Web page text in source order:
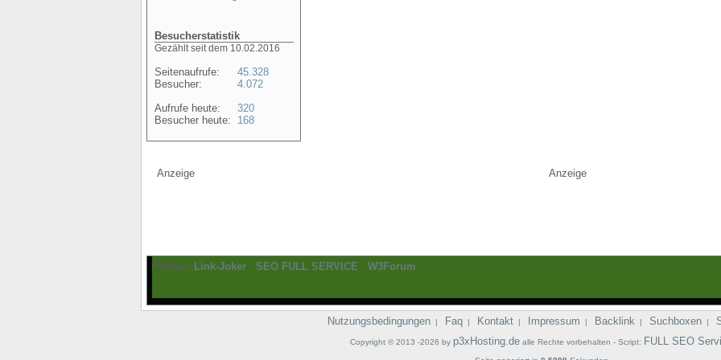
Besucherstatistik
Gezählt seit dem 10.02.2016
Seitenaufrufe:
Besucher:
Aufrufe heute:
Besucher heute:
45.328
4.072
320
168
Anzeige Anzeige
Partner: Link-Joker - SEO FULL SERVICE - W3Forum
Nutzungsbedingungen | Faq | Kontakt | Impressum | Backlink | Suchboxen |
Copyright © 2013 -2026 by p3xHosting.dealle Rechte vorbehalten - Script: FULL SEO